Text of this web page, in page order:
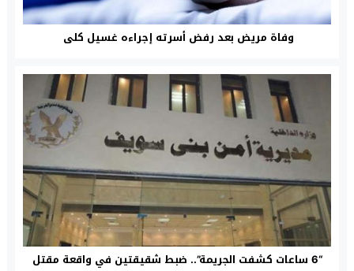
وفاة مريض بعد رفض أسرته إجراءه غسيل كلى
“6 ساعات كشفت الجريمة”.. ضبط شقيقتين في واقعة مقتل